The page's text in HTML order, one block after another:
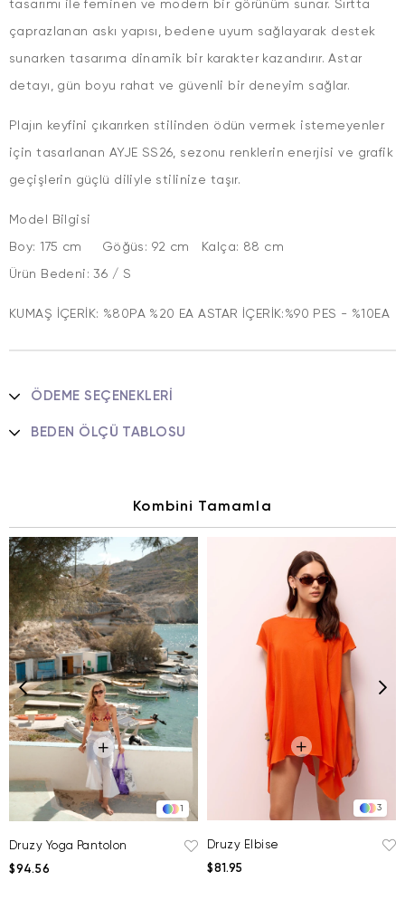
tasarımı ile feminen ve modern bir görünüm sunar. Sırtta
çaprazlanan askı yapısı, bedene uyum sağlayarak destek
sunarken tasarıma dinamik bir karakter kazandırır. Astar
detayı, gün boyu rahat ve güvenli bir deneyim sağlar.
Plajın keyfini çıkarırken stilinden ödün vermek istemeyenler
için tasarlanan AYJE SS26, sezonu renklerin enerjisi ve grafik
geçişlerin güçlü diliyle stilinize taşır.
Model Bilgisi
Boy: 175 cm Göğüs: 92 cm Kalça: 88 cm
Ürün Bedeni: 36 / S
KUMAŞ İÇERİK: %80PA %20 EA ASTAR İÇERİK:%90 PES - %10EA
ÖDEME SEÇENEKLERI
BEDEN ÖLÇÜ TABLOSU
Kombini Tamamla
1
Druzy Yoga Pantolon
$94.56
3
Druzy Elbise
$81.95